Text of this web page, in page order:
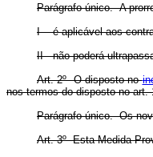
Parágrafo único. A
I - é aplicável aos
II - não poderá
Art. 2º O disposto no
nos termos do disposto no art.
Parágrafo único. Os
Art. 3º Esta Medida